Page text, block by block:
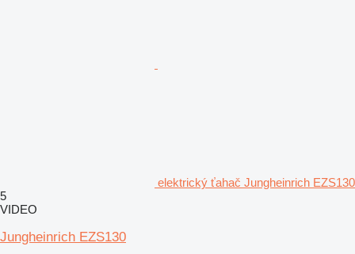
elektrický ťahač Jungheinrich EZS130
5
VIDEO
Jungheinrich EZS130